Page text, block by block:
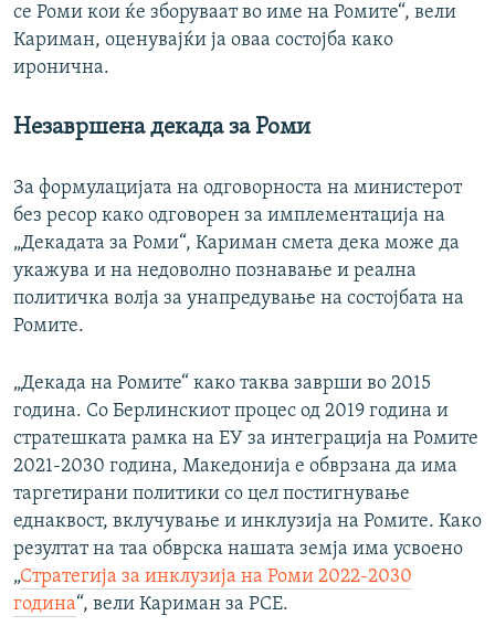
се Роми кои ќе зборуваат во име на Ромите“, вели
Кариман, оценувајќи ја оваа состојба како
иронична.
Незавршена декада за Роми
За формулацијата на одговорноста на министерот
без ресор како одговорен за имплементација на
„Декадата за Роми“, Кариман смета дека може да
укажува и на недоволно познавање и реална
политичка волја за унапредување на состојбата на
Ромите.
„Декада на Ромите“ како таква заврши во 2015
година. Со Берлинскиот процес од 2019 година и
стратешката рамка на ЕУ за интеграција на Ромите
2021-2030 година, Македонија е обврзана да има
таргетирани политики со цел постигнување
еднаквост, вклучување и инклузија на Ромите. Како
резултат на таа обврска нашата земја има усвоено
„Стратегија за инклузија на Роми 2022-2030
година“, вели Кариман за РСЕ.